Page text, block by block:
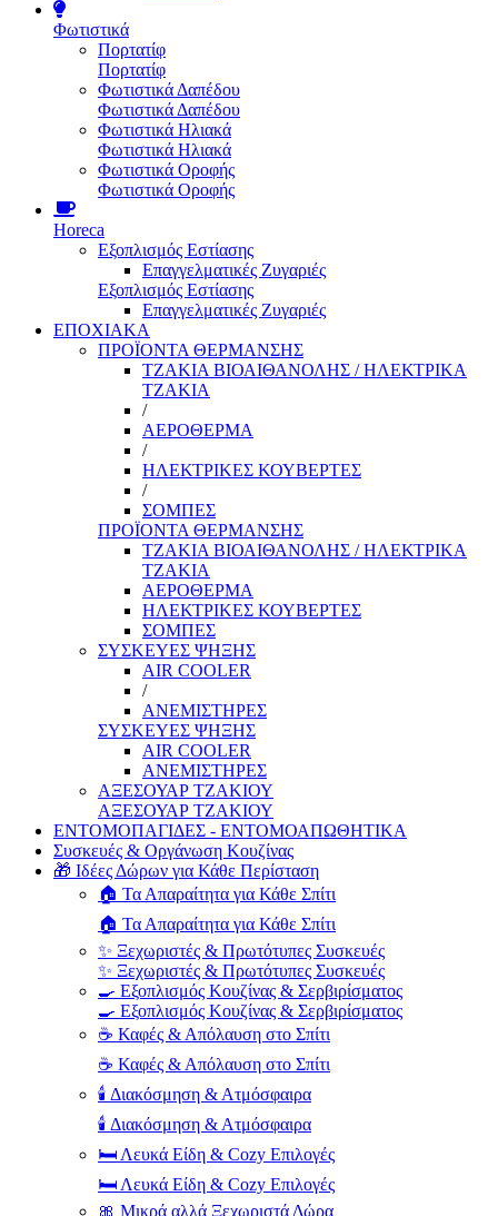
Φωτιστικά
Πορτατίφ
Πορτατίφ
Φωτιστικά Δαπέδου
Φωτιστικά Δαπέδου
Φωτιστικά Ηλιακά
Φωτιστικά Ηλιακά
Φωτιστικά Οροφής
Φωτιστικά Οροφής
Horeca
Εξοπλισμός Εστίασης
Επαγγελματικές Ζυγαριές
Εξοπλισμός Εστίασης
Επαγγελματικές Ζυγαριές
ΕΠΟΧΙΑΚΑ
ΠΡΟΪΟΝΤΑ ΘΕΡΜΑΝΣΗΣ
ΤΖΑΚΙΑ ΒΙΟΑΙΘΑΝΟΛΗΣ / ΗΛΕΚΤΡΙΚΑ
ΤΖΑΚΙΑ
/
ΑΕΡΟΘΕΡΜΑ
/
ΗΛΕΚΤΡΙΚΕΣ ΚΟΥΒΕΡΤΕΣ
/
ΣΟΜΠΕΣ
ΠΡΟΪΟΝΤΑ ΘΕΡΜΑΝΣΗΣ
ΤΖΑΚΙΑ ΒΙΟΑΙΘΑΝΟΛΗΣ / ΗΛΕΚΤΡΙΚΑ
ΤΖΑΚΙΑ
ΑΕΡΟΘΕΡΜΑ
ΗΛΕΚΤΡΙΚΕΣ ΚΟΥΒΕΡΤΕΣ
ΣΟΜΠΕΣ
ΣΥΣΚΕΥΕΣ ΨΗΞΗΣ
AIR COOLER
/
ΑΝΕΜΙΣΤΗΡΕΣ
ΣΥΣΚΕΥΕΣ ΨΗΞΗΣ
AIR COOLER
ΑΝΕΜΙΣΤΗΡΕΣ
ΑΞΕΣΟΥΑΡ ΤΖΑΚΙΟΥ
ΑΞΕΣΟΥΑΡ ΤΖΑΚΙΟΥ
ΕΝΤΟΜΟΠΑΓΙΔΕΣ - ΕΝΤΟΜΟΑΠΩΘΗΤΙΚΑ
Συσκευές & Οργάνωση Κουζίνας
🎁 Ιδέες Δώρων για Κάθε Περίσταση
🏠 Τα Απαραίτητα για Κάθε Σπίτι
🏠 Τα Απαραίτητα για Κάθε Σπίτι
✨ Ξεχωριστές & Πρωτότυπες Συσκευές
✨ Ξεχωριστές & Πρωτότυπες Συσκευές
🍳 Εξοπλισμός Κουζίνας & Σερβιρίσματος
🍳 Εξοπλισμός Κουζίνας & Σερβιρίσματος
☕ Καφές & Απόλαυση στο Σπίτι
☕ Καφές & Απόλαυση στο Σπίτι
🕯️ Διακόσμηση & Ατμόσφαιρα
🕯️ Διακόσμηση & Ατμόσφαιρα
🛏️ Λευκά Είδη & Cozy Επιλογές
🛏️ Λευκά Είδη & Cozy Επιλογές
🎀 Μικρά αλλά Ξεχωριστά Δώρα